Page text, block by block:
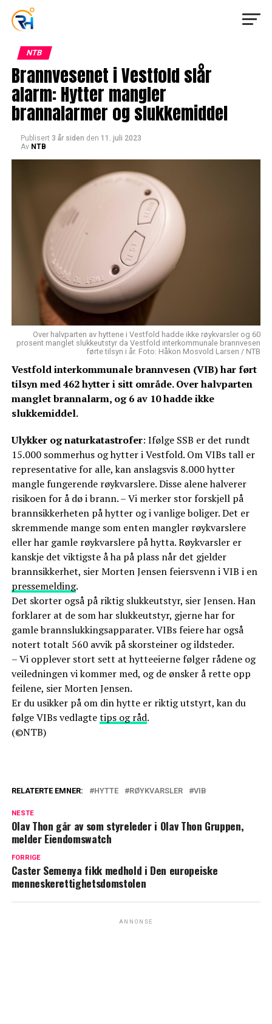
NTB
Brannvesenet i Vestfold slår
alarm: Hytter mangler
brannalarmer og slukkemiddel
Publisert 3 år siden den 11. juli 2023
Av NTB
Over halvparten av hyttene i Vestfold hadde ikke røykvarsler og 60
prosent manglet slukkeutstyr da Vestfold interkommunale brannvesen
førte tilsyn i år. Foto: Håkon Mosvold Larsen / NTB
Vestfold interkommunale brannvesen (VIB) har ført
tilsyn med 462 hytter i sitt område. Over halvparten
manglet brannalarm, og 6 av 10 hadde ikke
slukkemiddel.
Ulykker og naturkatastrofer: Ifølge SSB er det rundt
15.000 sommerhus og hytter i Vestfold. Om VIBs tall er
representative for alle, kan anslagsvis 8.000 hytter
mangle fungerende røykvarslere. Disse alene halverer
risikoen for å dø i brann. – Vi merker stor forskjell på
brannsikkerheten på hytter og i vanlige boliger. Det er
skremmende mange som enten mangler røykvarslere
eller har gamle røykvarslere på hytta. Røykvarsler er
kanskje det viktigste å ha på plass når det gjelder
brannsikkerhet, sier Morten Jensen feiersvenn i VIB i en
pressemelding.
Det skorter også på riktig slukkeutstyr, sier Jensen. Han
forklarer at de som har slukkeutstyr, gjerne har for
gamle brannslukkingsapparater. VIBs feiere har også
notert totalt 560 avvik på skorsteiner og ildsteder.
– Vi opplever stort sett at hytteeierne følger rådene og
veiledningen vi kommer med, og de ønsker å rette opp
feilene, sier Morten Jensen.
Er du usikker på om din hytte er riktig utstyrt, kan du
følge VIBs vedlagtetips og råd.
(©NTB)
RELATERTE EMNER: HYTTE RØYKVARSLER VIB
NESTE
Olav Thon går av som styreleder i Olav Thon Gruppen,
melder Eiendomswatch
FORRIGE
Caster Semenya fikk medhold i Den europeiske
menneskerettighetsdomstolen
ANNONSE